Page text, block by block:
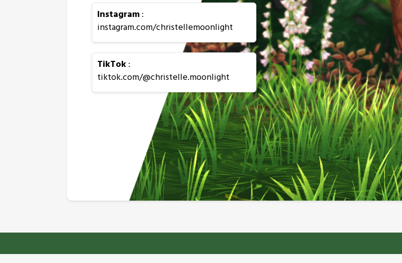
Instagram :
instagram.com/christellemoonlight
TikTok :
tiktok.com/@christelle.moonlight